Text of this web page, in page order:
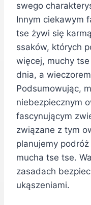
swego
Innym ciekawym
tse żywi się
ssaków, których
więcej, muchy
dnia, a
Podsumowując,
niebezpiecznym
fascynującym
związane z tym
planujemy
mucha tse tse.
zasadach
ukąszeniami.